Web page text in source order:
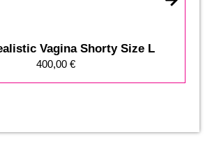
Vagina Shorty Size L
400,00 €